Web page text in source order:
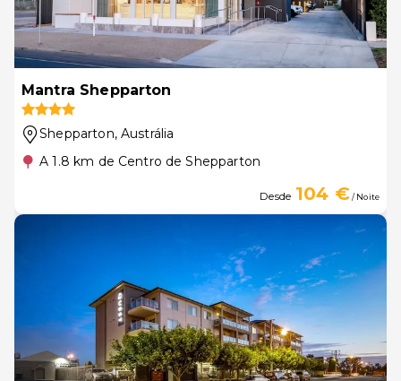
Mantra Shepparton
Shepparton, Austrália
A 1.8 km de Centro de Shepparton
Desde 104 €/ Noite